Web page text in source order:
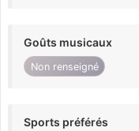
Goûts musicaux
Non renseigné
Sports préférés